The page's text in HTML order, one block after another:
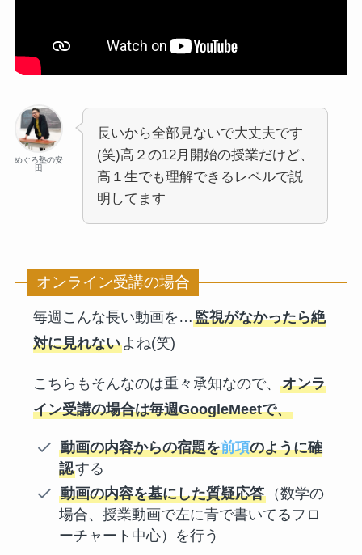
めぐろ塾の安
田
長いから全部見ないで大丈夫です
(笑)高２の12月開始の授業だけど、
高１生でも理解できるレベルで説
明してます
オンライン受講の場合
毎週こんな長い動画を…監視がなかったら絶
対に見れないよね(笑)
こちらもそんなのは重々承知なので、オンラ
イン受講の場合は毎週GoogleMeetで、
動画の内容からの宿題を前項のように確
認する
動画の内容を基にした質疑応答（数学の
場合、授業動画で左に青で書いてるフロ
ーチャート中心）を行う